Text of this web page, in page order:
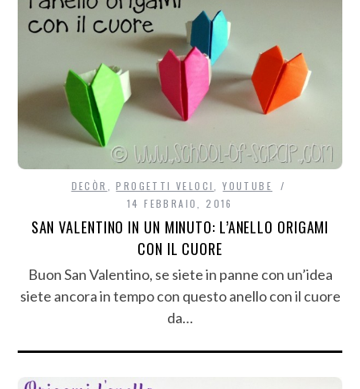
DECÒR ,PROGETTI VELOCI ,YOUTUBE
14 FEBBRAIO, 2016
SAN VALENTINO IN UN MINUTO: L’ANELLO ORIGAMI
CON IL CUORE
Buon San Valentino, se siete in panne con un’idea
siete ancora in tempo con questo anello con il cuore
da…